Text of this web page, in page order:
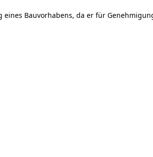
Bauvorhabens, da er für